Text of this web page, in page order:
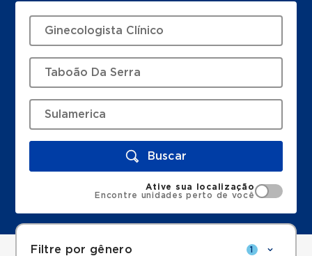
Buscar
Ative sua localização
Encontre unidades perto de você
Filtre por gênero 1